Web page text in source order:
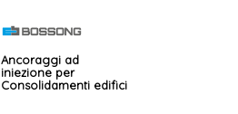
Ancoraggi ad
iniezione per
Consolidamenti edifici